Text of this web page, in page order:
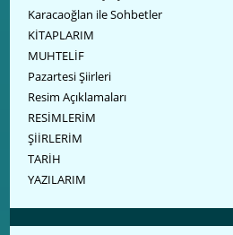
Karacaoğlan ile Sohbetler
KİTAPLARIM
MUHTELİF
Pazartesi Şiirleri
Resim Açıklamaları
RESİMLERİM
ŞİİRLERİM
TARİH
YAZILARIM